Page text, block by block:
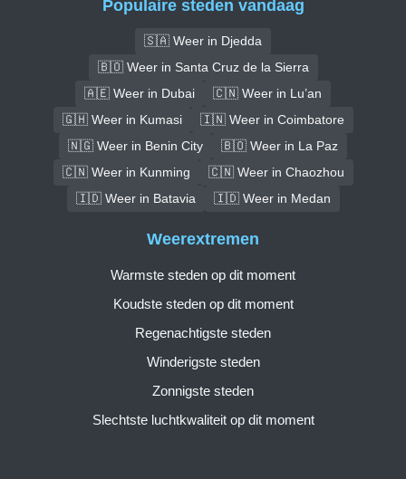
Populaire steden vandaag
🇸🇦 Weer in Djedda
🇧🇴 Weer in Santa Cruz de la Sierra
🇦🇪 Weer in Dubai
🇨🇳 Weer in Lu’an
🇬🇭 Weer in Kumasi
🇮🇳 Weer in Coimbatore
🇳🇬 Weer in Benin City
🇧🇴 Weer in La Paz
🇨🇳 Weer in Kunming
🇨🇳 Weer in Chaozhou
🇮🇩 Weer in Batavia
🇮🇩 Weer in Medan
Weerextremen
Warmste steden op dit moment
Koudste steden op dit moment
Regenachtigste steden
Winderigste steden
Zonnigste steden
Slechtste luchtkwaliteit op dit moment